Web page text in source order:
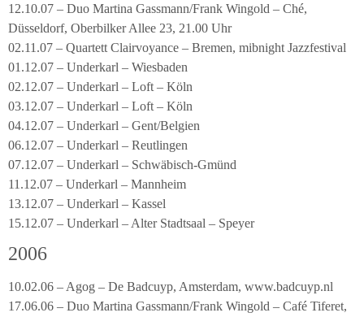
12.10.07 – Duo Martina Gassmann/Frank Wingold – Ché,
Düsseldorf, Oberbilker Allee 23, 21.00 Uhr
02.11.07 – Quartett Clairvoyance – Bremen, mibnight Jazzfestival
01.12.07 – Underkarl – Wiesbaden
02.12.07 – Underkarl – Loft – Köln
03.12.07 – Underkarl – Loft – Köln
04.12.07 – Underkarl – Gent/Belgien
06.12.07 – Underkarl – Reutlingen
07.12.07 – Underkarl – Schwäbisch-Gmünd
11.12.07 – Underkarl – Mannheim
13.12.07 – Underkarl – Kassel
15.12.07 – Underkarl – Alter Stadtsaal – Speyer
2006
10.02.06 – Agog – De Badcuyp, Amsterdam, www.badcuyp.nl
17.06.06 – Duo Martina Gassmann/Frank Wingold – Café Tiferet,